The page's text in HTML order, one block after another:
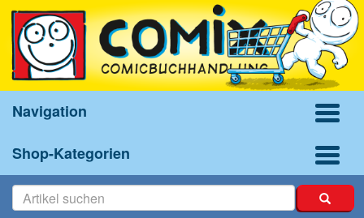
Navigation
Shop-Kategorien